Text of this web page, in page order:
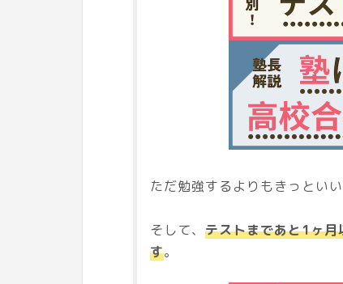
ただ勉強するよりもきっとい
そして、 テストまであと1ヶ
す。